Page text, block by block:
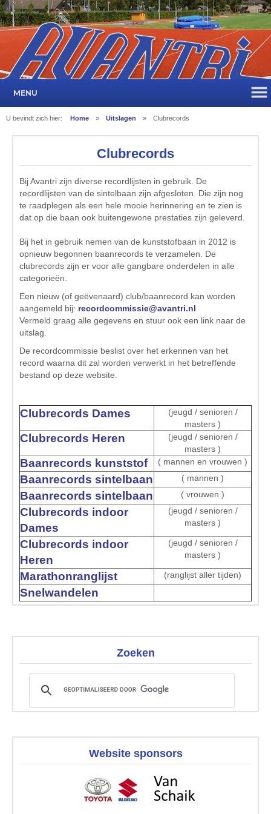
MENU
U bevindt zich hier: Home » Uitslagen » Clubrecords
Clubrecords
Bij Avantri zijn diverse recordlijsten in gebruik. De
recordlijsten van de sintelbaan zijn afgesloten. Die zijn nog
te raadplegen als een hele mooie herinnering en te zien is
dat op die baan ook buitengewone prestaties zijn geleverd.
Bij het in gebruik nemen van de kunststofbaan in 2012 is
opnieuw begonnen baanrecords te verzamelen. De
clubrecords zijn er voor alle gangbare onderdelen in alle
categorieën.
Een nieuw (of geëvenaard) club/baanrecord kan worden
aangemeld bij: recordcommissie@avantri.nl
Vermeld graag alle gegevens en stuur ook een link naar de
uitslag.
De recordcommissie beslist over het erkennen van het
record waarna dit zal worden verwerkt in het betreffende
bestand op deze website.
Clubrecords Dames
(jeugd / senioren /
masters )
Clubrecords Heren
(jeugd / senioren /
masters )
Baanrecords kunststof ( mannen en vrouwen )
Baanrecords sintelbaan ( mannen )
Baanrecords sintelbaan ( vrouwen )
Clubrecords indoor
Dames
(jeugd / senioren /
masters )
Clubrecords indoor
Heren
(jeugd / senioren /
masters )
Marathonranglijst (ranglijst aller tijden)
Snelwandelen
Zoeken
Website sponsors